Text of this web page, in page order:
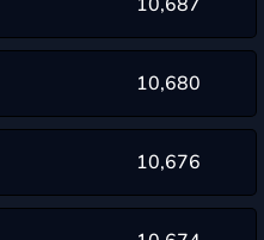
10,687
10,680
10,676